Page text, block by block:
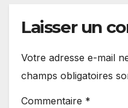
Laisser un
Votre adresse e-mail
champs obligatoires
Commentaire *